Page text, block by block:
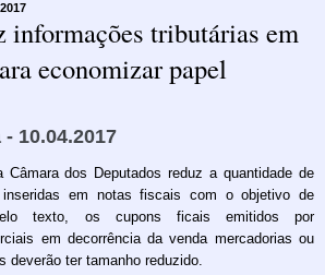
informações tributárias em
economizar papel
10.04.2017
Câmara dos Deputados reduz a quantidade de
inseridas em notas fiscais com o objetivo de
texto, os cupons ficais emitidos por
em decorrência da venda mercadorias ou
deverão ter tamanho reduzido.